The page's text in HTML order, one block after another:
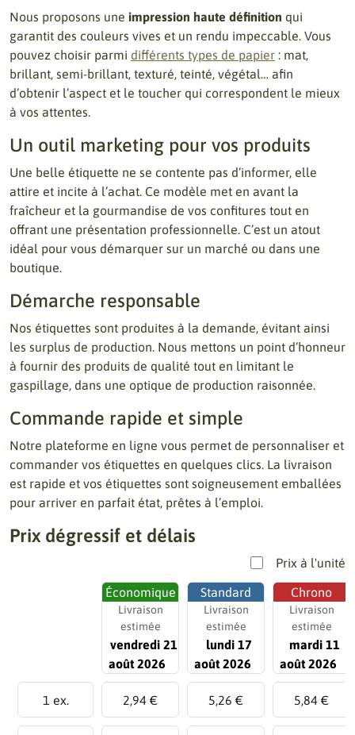
Nous proposons une impression haute définition qui
garantit des couleurs vives et un rendu impeccable. Vous
pouvez choisir parmi différents types de papier : mat,
brillant, semi-brillant, texturé, teinté, végétal… afin
d’obtenir l’aspect et le toucher qui correspondent le mieux
à vos attentes.
Un outil marketing pour vos produits
Une belle étiquette ne se contente pas d’informer, elle
attire et incite à l’achat. Ce modèle met en avant la
fraîcheur et la gourmandise de vos confitures tout en
offrant une présentation professionnelle. C’est un atout
idéal pour vous démarquer sur un marché ou dans une
boutique.
Démarche responsable
Nos étiquettes sont produites à la demande, évitant ainsi
les surplus de production. Nous mettons un point d’honneur
à fournir des produits de qualité tout en limitant le
gaspillage, dans une optique de production raisonnée.
Commande rapide et simple
Notre plateforme en ligne vous permet de personnaliser et
commander vos étiquettes en quelques clics. La livraison
est rapide et vos étiquettes sont soigneusement emballées
pour arriver en parfait état, prêtes à l’emploi.
Prix dégressif et délais
Prix à l'unité
Économique
Livraison
estimée
vendredi 21
août 2026
Standard
Livraison
estimée
lundi 17
août 2026
Chrono
Livraison
estimée
mardi 11
août 2026
1 ex. 2,94 € 5,26 € 5,84 €